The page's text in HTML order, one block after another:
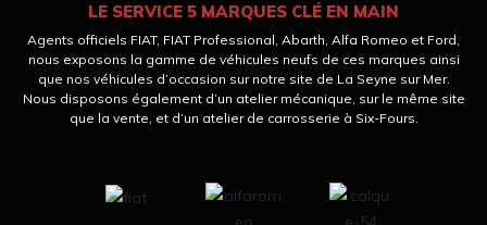
LE SERVICE 5 MARQUES CLÉ EN MAIN
Agents officiels FIAT, FIAT Professional, Abarth, Alfa Romeo et Ford,
nous exposons la gamme de véhicules neufs de ces marques ainsi
que nos véhicules d’occasion sur notre site de La Seyne sur Mer.
Nous disposons également d’un atelier mécanique, sur le même site
que la vente, et d’un atelier de carrosserie à Six-Fours.